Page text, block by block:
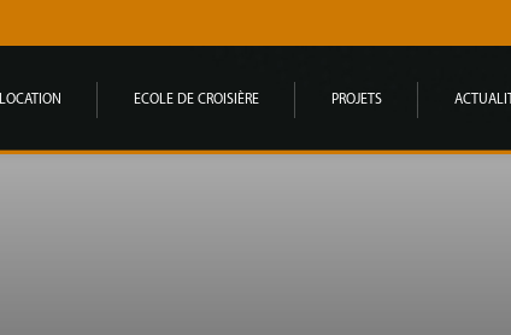
LOCATION ECOLE DE CROISIÈRE PROJETS